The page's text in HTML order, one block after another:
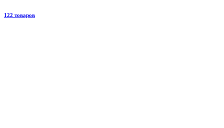
122 товаров